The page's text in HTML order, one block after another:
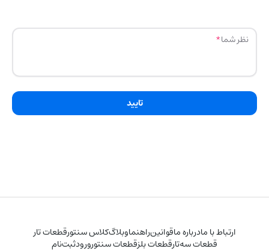
نظر شما
تایید
ارتباط با مادرباره ماقوانینراهنماوبلاگکلاس سنتورقطعات تار
قطعات سه‌تارقطعات بلزقطعات سنتورورودثبت‌نام